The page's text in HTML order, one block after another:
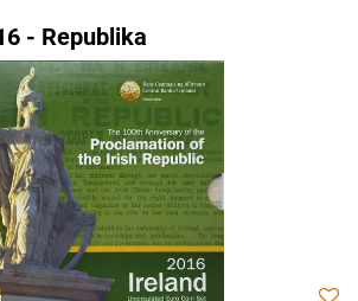
- Republika